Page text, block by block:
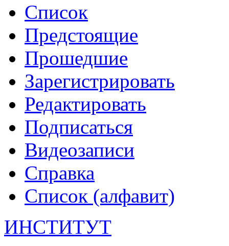
Список
Предстоящие
Прошедшие
Зарегистрировать
Редактировать
Подписаться
Видеозаписи
Справка
Список (алфавит)
ИНСТИТУТ